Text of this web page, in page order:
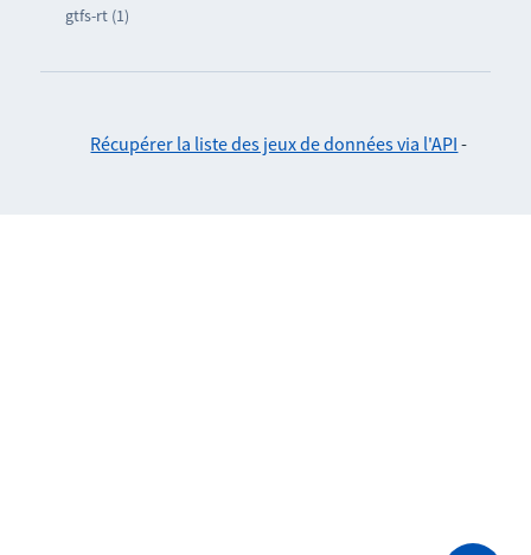
gtfs-rt (1)
Récupérer la liste des jeux de données via l'API -